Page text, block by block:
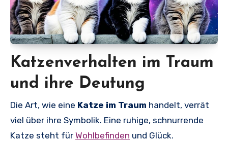
Katzenverhalten im Traum
und ihre Deutung
Die Art, wie eine Katze im Traum handelt, verrät
viel über ihre Symbolik. Eine ruhige, schnurrende
Katze steht für Wohlbefinden und Glück.